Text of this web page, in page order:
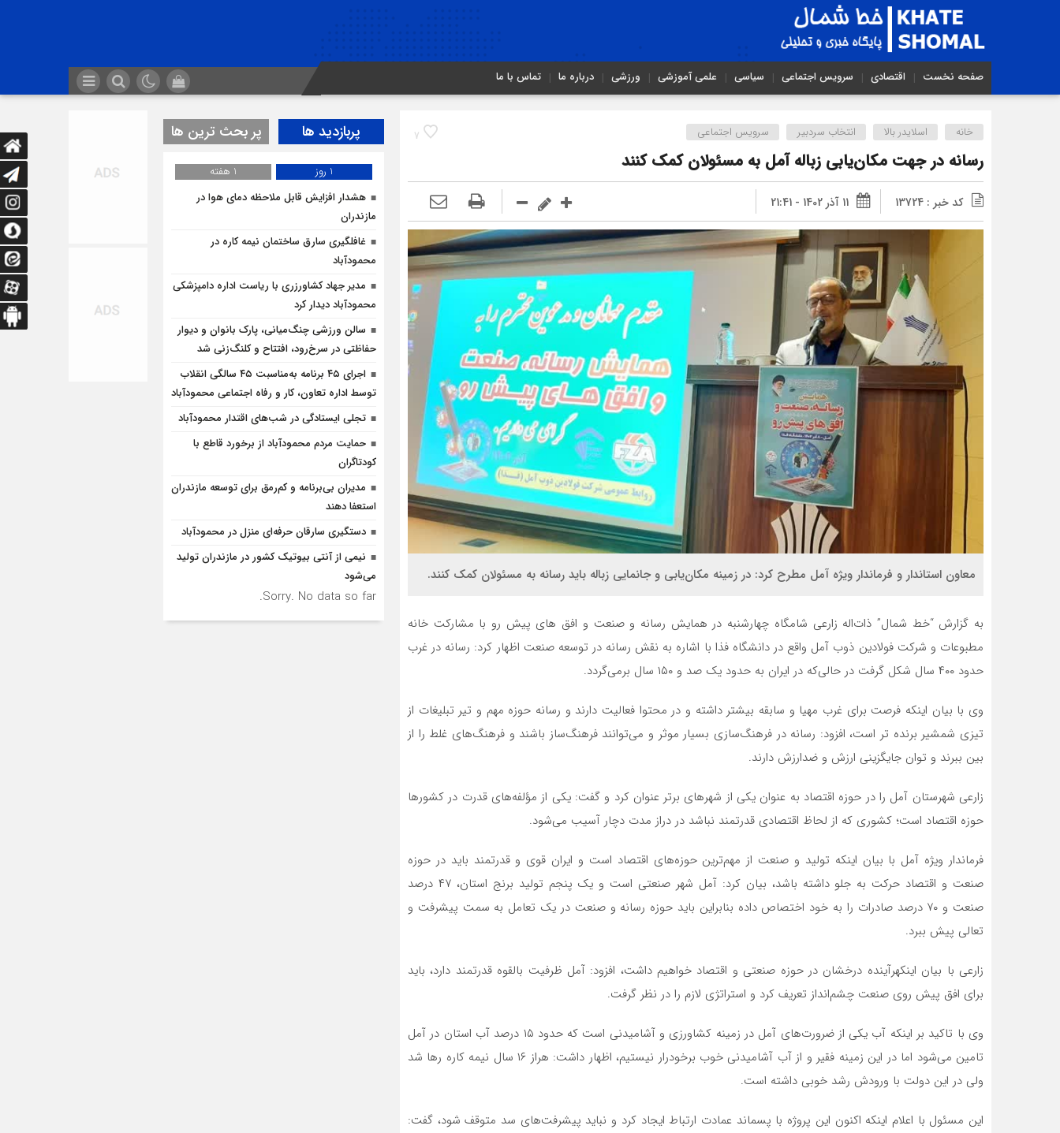
صفحه نخست اقتصادی سرویس اجتماعی سیاسی علمی آموزشی ورزشی درباره ما تماس با ما
7 خانه اسلایدر بالا انتخاب سردبیر سرویس اجتماعی
رسانه در جهت مکان‌یابی زباله آمل به مسئولان کمک کنند
کد خبر : 13724 11 آذر 1402 - 21:41
معاون استاندار و فرماندار ویژه آمل مطرح کرد: در زمینه مکان‌یابی و جانمایی زباله باید رسانه به مسئولان کمک کنند.
به گزارش “خط شمال” ذات‌اله زارعی شامگاه چهارشنبه در همایش رسانه و صنعت و افق های پیش رو با مشارکت خانه
مطبوعات و شرکت فولادین ذوب آمل واقع در دانشگاه فذا با اشاره به نقش رسانه در توسعه صنعت اظهار کرد: رسانه در غرب
حدود ۴۰۰ سال شکل گرفت در حالی‌که در ایران به حدود یک صد و ۱۵۰ سال برمی‌گردد.
وی با بیان اینکه فرصت برای غرب مهیا و سابقه بیشتر داشته و در محتوا فعالیت دارند و رسانه حوزه مهم و تیر تبلیغات از
تیزی شمشیر برنده تر است، افزود: رسانه در فرهنگ‌سازی بسیار موثر و می‌توانند فرهنگ‌ساز باشند و فرهنگ‌های غلط را از
بین ببرند و توان جایگزینی ارزش و ضدارزش دارند.
زارعی شهرستان آمل را در حوزه اقتصاد به عنوان یکی از شهرهای برتر عنوان کرد و گفت: یکی از مؤلفه‌های قدرت در کشورها
حوزه اقتصاد است؛ کشوری که از لحاظ اقتصادی قدرتمند نباشد در دراز مدت دچار آسیب می‌شود.
فرماندار ویژه آمل با بیان اینکه تولید و صنعت از مهم‌ترین حوزه‌های اقتصاد است و ایران قوی و قدرتمند باید در حوزه
صنعت و اقتصاد حرکت به جلو داشته باشد، بیان کرد: آمل شهر صنعتی است و یک پنجم تولید برنج استان، ۴۷ درصد
صنعت و ۷۰ درصد صادرات را به خود اختصاص داده بنابراین باید حوزه رسانه و صنعت در یک تعامل به سمت پیشرفت و
تعالی پیش ببرد.
زارعی با بیان اینکهرآینده درخشان در حوزه صنعتی و اقتصاد خواهیم داشت، افزود: آمل ظرفیت بالقوه قدرتمند دارد، باید
برای افق پیش روی صنعت چشم‌انداز تعریف کرد و استراتژی لازم را در نظر گرفت.
وی با تاکید بر اینکه آب یکی از ضرورت‌های آمل در زمینه کشاورزی و آشامیدنی است که حدود ۱۵ درصد آب استان در آمل
تامین می‌شود اما در این زمینه فقیر و از آب آشامیدنی خوب برخودرار نیستیم، اظهار داشت: هراز ۱۶ سال نیمه کاره رها شد
ولی در این دولت با ورودش رشد خوبی داشته است.
این مسئول با اعلام اینکه اکنون این پروژه با پسماند عمادت ارتباط ایجاد کرد و نباید پیشرفت‌های سد متوقف شود، گفت:
پربازدید ها پر بحث ترین ها
1 روز
1 هفته
هشدار افزایش قابل ملاحظه دمای هوا در
مازندران
غافلگيري سارق ساختمان نيمه کاره در
محمودآباد
مدیر جهاد کشاورزری با ریاست اداره دامپزشکی
محمودآباد دیدار کرد
سالن ورزشی چنگ‌میانی، پارک بانوان و دیوار
حفاظتی در سرخ‌رود، افتتاح و کلنگ‌زنی شد
اجرای ۴۵ برنامه به‌مناسبت ۴۵ سالگی انقلاب
توسط اداره تعاون، کار و رفاه اجتماعی محمودآباد
تجلی ایستادگی در شب‌های اقتدار محمودآباد
حمایت مردم محمودآباد از برخورد قاطع با
کودتاگران
مدیران بی‌برنامه و کم‌رمق برای توسعه مازندران
استعفا دهند
دستگیری سارقان حرفه‌ای منزل در محمودآباد
نیمی از آنتی بیوتیک کشور در مازندران تولید
می‌شود
Sorry. No data so far.